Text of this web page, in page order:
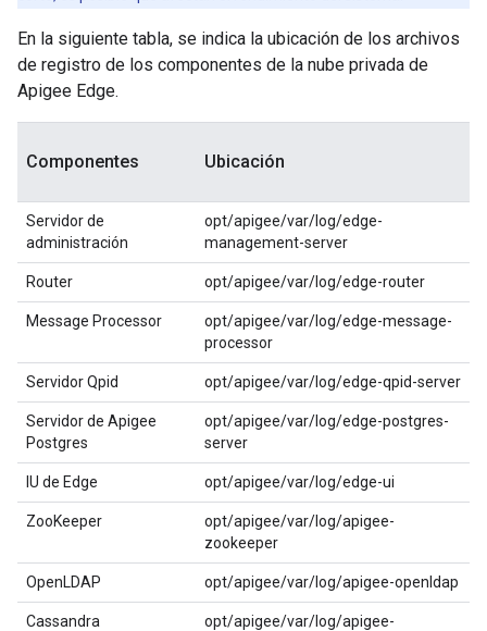
En la siguiente tabla, se indica la ubicación de los archivos
de registro de los componentes de la nube privada de
Apigee Edge.
Componentes Ubicación
Servidor de
administración
opt/apigee/var/log/edge-
management-server
Router opt/apigee/var/log/edge-router
Message Processor
opt/apigee/var/log/edge-message-
processor
Servidor Qpid opt/apigee/var/log/edge-qpid-server
Servidor de Apigee
Postgres
opt/apigee/var/log/edge-postgres-
server
IU de Edge opt/apigee/var/log/edge-ui
ZooKeeper
opt/apigee/var/log/apigee-
zookeeper
OpenLDAP opt/apigee/var/log/apigee-openldap
Cassandra
opt/apigee/var/log/apigee-